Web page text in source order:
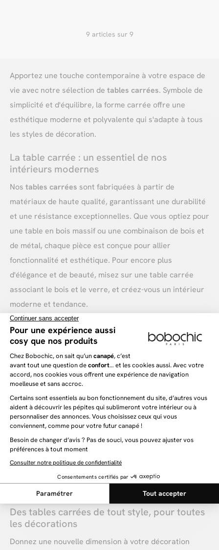
9 articles sur 9
Apportez une touche contemporaine à votre espace de
vie avec notre sélection de tables carrées. Symbole de
simplicité et d'équilibre, la forme carrée offre une
esthétique moderne et polyvalente qui s'adapte à tous
les styles de décoration.
La table carrée : un essentiel de nos
intérieurs modernes
Nos tables carrées sont fabriquées à partir de
matériaux de haute qualité, garantissant une durabilité
et une résistance exceptionnelles. Que vous optiez pour
une table en bois massif ou une combinaison de bois et
de métal, chaque pièce est conçue pour allier
fonctionnalité et esthétique. Pour encore plus
d'élégance et de beauté, misez sur une table carrée
associant le bois et le verre, et créez-vous un intérieur
moderne et tendance.
Economisez de l'espace avec une table
carrée
L'espace généreux offert par nostables carrées
le choix idéal pour les réunions de famille, les dîners
entre amis ou simplement pour profiter d'un moment de
détente autour d'un café. Leur design épuré et leurs
lignes géométriques apportent une touche unique à
votre espace de vie, tout en créant une atmosphère
conviviale et accueillante. Sans oublier que grâce à leur
forme, ces tables peuvent être accolés à un mur, ou
bien dans un coin de pièce, afin d'économiser de
l'espace, tout en profitant de toutes ses qualités.
Des tables carrées de tout style, pour toutes
les décorations
Donnez une nouvelle dimension à votre décoration